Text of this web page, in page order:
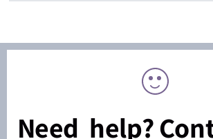
Need help?